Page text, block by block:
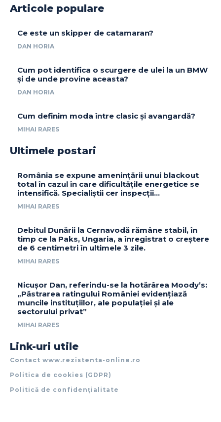
Articole populare
Ce este un skipper de catamaran?
DAN HORIA
Cum pot identifica o scurgere de ulei la un BMW
și de unde provine aceasta?
DAN HORIA
Cum definim moda între clasic și avangardă?
MIHAI RARES
Ultimele postari
România se expune amenințării unui blackout
total în cazul în care dificultățile energetice se
intensifică. Specialiștii cer inspecții…
MIHAI RARES
Debitul Dunării la Cernavodă rămâne stabil, în
timp ce la Paks, Ungaria, a înregistrat o creștere
de 6 centimetri în ultimele 3 zile.
MIHAI RARES
Nicușor Dan, referindu-se la hotărârea Moody’s:
„Păstrarea ratingului României evidențiază
muncile instituțiilor, ale populației și ale
sectorului privat”
MIHAI RARES
Link-uri utile
Contact www.rezistenta-online.ro
Politica de cookies (GDPR)
Politică de confidențialitate